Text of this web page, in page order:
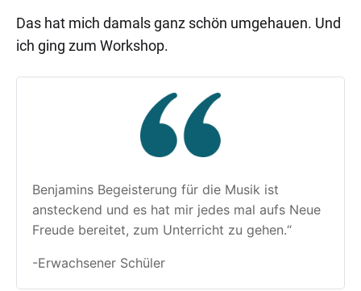
Das hat mich damals ganz schön umgehauen. Und
ich ging zum Workshop.
Benjamins Begeisterung für die Musik ist
ansteckend und es hat mir jedes mal aufs Neue
Freude bereitet, zum Unterricht zu gehen.“
-Erwachsener Schüler